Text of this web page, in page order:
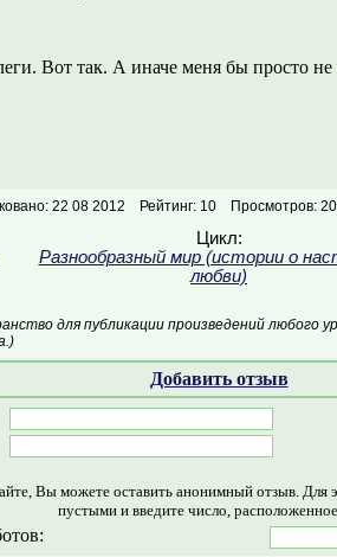
Вот так. А иначе меня бы просто не
22 08 2012 Рейтинг: 10 Просмотров:
Цикл:
Разнообразный мир (истории о
любви)
для публикации произведений любого
Добавить отзыв
Вы можете оставить анонимный отзыв. Для
пустыми и введите число,